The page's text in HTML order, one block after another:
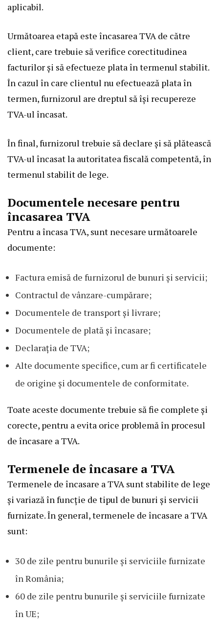
aplicabil.
Următoarea etapă este încasarea TVA de către
client, care trebuie să verifice corectitudinea
facturilor și să efectueze plata în termenul stabilit.
În cazul în care clientul nu efectuează plata în
termen, furnizorul are dreptul să își recupereze
TVA-ul încasat.
În final, furnizorul trebuie să declare și să plătească
TVA-ul încasat la autoritatea fiscală competentă, în
termenul stabilit de lege.
Documentele necesare pentru
încasarea TVA
Pentru a încasa TVA, sunt necesare următoarele
documente:
Factura emisă de furnizorul de bunuri și servicii;
Contractul de vânzare-cumpărare;
Documentele de transport și livrare;
Documentele de plată și încasare;
Declarația de TVA;
Alte documente specifice, cum ar fi certificatele
de origine și documentele de conformitate.
Toate aceste documente trebuie să fie complete și
corecte, pentru a evita orice problemă în procesul
de încasare a TVA.
Termenele de încasare a TVA
Termenele de încasare a TVA sunt stabilite de lege
și variază în funcție de tipul de bunuri și servicii
furnizate. În general, termenele de încasare a TVA
sunt:
30 de zile pentru bunurile și serviciile furnizate
în România;
60 de zile pentru bunurile și serviciile furnizate
în UE;